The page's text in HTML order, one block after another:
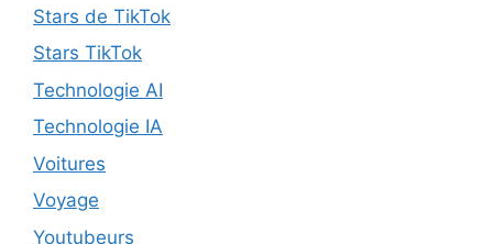
Stars de TikTok
Stars TikTok
Technologie AI
Technologie IA
Voitures
Voyage
Youtubeurs